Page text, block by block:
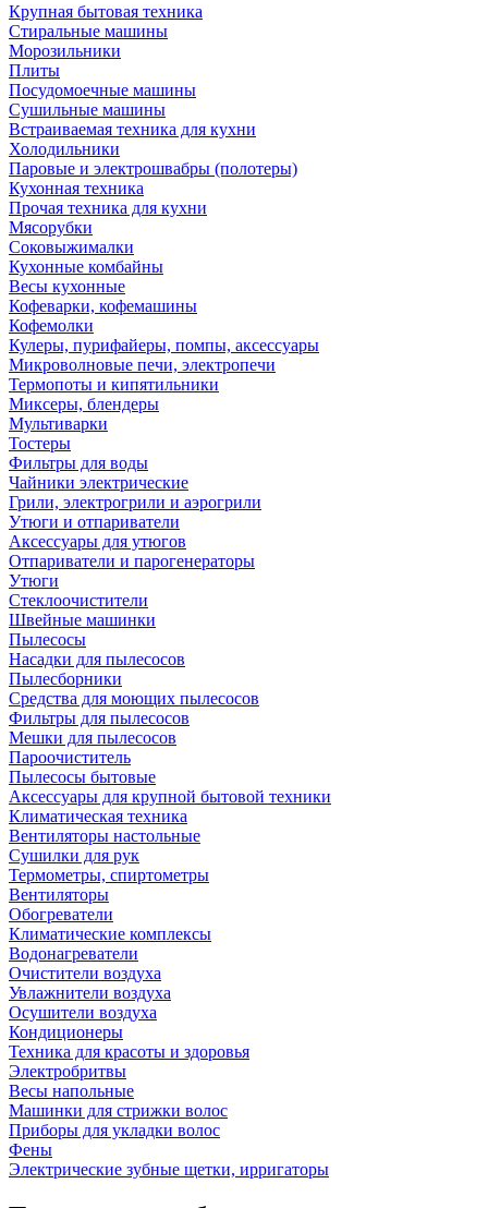
Крупная бытовая техника
Стиральные машины
Морозильники
Плиты
Посудомоечные машины
Сушильные машины
Встраиваемая техника для кухни
Холодильники
Паровые и электрошвабры (полотеры)
Кухонная техника
Прочая техника для кухни
Мясорубки
Соковыжималки
Кухонные комбайны
Весы кухонные
Кофеварки, кофемашины
Кофемолки
Кулеры, пурифайеры, помпы, аксессуары
Микроволновые печи, электропечи
Термопоты и кипятильники
Миксеры, блендеры
Мультиварки
Тостеры
Фильтры для воды
Чайники электрические
Грили, электрогрили и аэрогрили
Утюги и отпариватели
Аксессуары для утюгов
Отпариватели и парогенераторы
Утюги
Стеклоочистители
Швейные машинки
Пылесосы
Насадки для пылесосов
Пылесборники
Средства для моющих пылесосов
Фильтры для пылесосов
Мешки для пылесосов
Пароочиститель
Пылесосы бытовые
Аксессуары для крупной бытовой техники
Климатическая техника
Вентиляторы настольные
Сушилки для рук
Термометры, спиртометры
Вентиляторы
Обогреватели
Климатические комплексы
Водонагреватели
Очистители воздуха
Увлажнители воздуха
Осушители воздуха
Кондиционеры
Техника для красоты и здоровья
Электробритвы
Весы напольные
Машинки для стрижки волос
Приборы для укладки волос
Фены
Электрические зубные щетки, ирригаторы